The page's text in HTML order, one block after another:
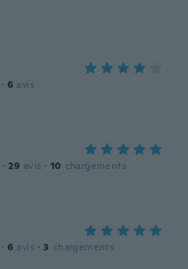
· 6 avis
· 29 avis · 10 chargements
· 6 avis · 3 chargements